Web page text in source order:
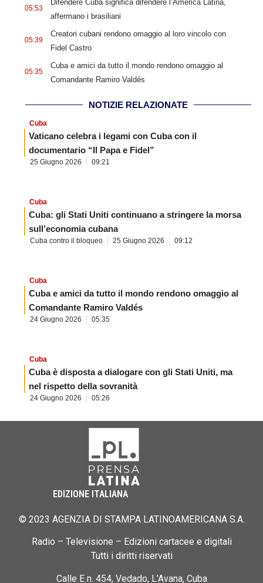
05:53
Difendere Cuba significa difendere l’America Latina,
affermano i brasiliani
05:39
Creatori cubani rendono omaggio al loro vincolo con
Fidel Castro
05:35
Cuba e amici da tutto il mondo rendono omaggio al
Comandante Ramiro Valdés
NOTIZIE RELAZIONATE
Cuba
Vaticano celebra i legami con Cuba con il
documentario “Il Papa e Fidel”
25 Giugno 2026 09:21
Cuba
Cuba: gli Stati Uniti continuano a stringere la morsa
sull’economia cubana
Cuba contro il bloqueo 25 Giugno 2026 09:12
Cuba
Cuba e amici da tutto il mondo rendono omaggio al
Comandante Ramiro Valdés
24 Giugno 2026 05:35
Cuba
Cuba è disposta a dialogare con gli Stati Uniti, ma
nel rispetto della sovranità
24 Giugno 2026 05:26
EDIZIONE ITALIANA
© 2023 AGENZIA DI STAMPA LATINOAMERICANA S.A.
Radio – Televisione – Edizioni cartacee e digitali
Tutti i diritti riservati
Calle E n. 454, Vedado, L’Avana, Cuba